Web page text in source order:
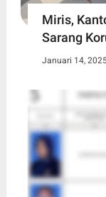
Miris,
Sarang
Januari 14,